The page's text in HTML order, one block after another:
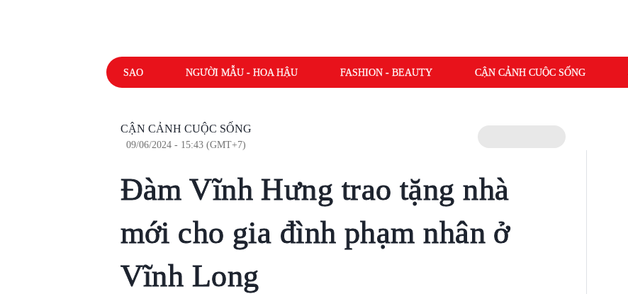
SAO NGƯỜI MẪU - HOA HẬU FASHION - BEAUTY CẬN CẢNH CUỘC SỐNG
CẬN CẢNH CUỘC SỐNG
09/06/2024 - 15:43 (GMT+7)
Đàm Vĩnh Hưng trao tặng nhà
mới cho gia đình phạm nhân ở
Vĩnh Long